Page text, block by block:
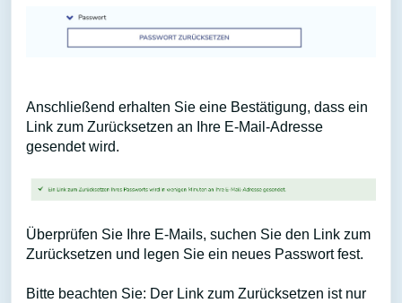
Anschließend erhalten Sie eine Bestätigung, dass ein
Link zum Zurücksetzen an Ihre E-Mail-Adresse
gesendet wird.
Überprüfen Sie Ihre E-Mails, suchen Sie den Link zum
Zurücksetzen und legen Sie ein neues Passwort fest.
Bitte beachten Sie: Der Link zum Zurücksetzen ist nur